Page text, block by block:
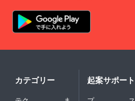
カテゴリー 起案サポート